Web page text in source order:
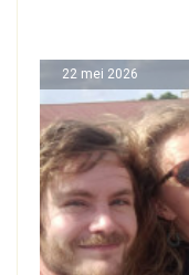
22 mei 2026